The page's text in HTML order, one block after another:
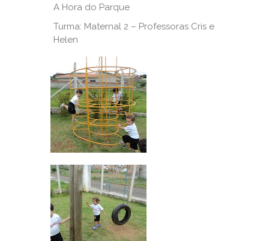
A Hora do Parque
Turma: Maternal 2 – Professoras Cris e
Helen